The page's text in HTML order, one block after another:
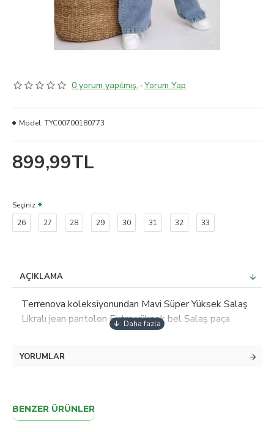
0 yorum yapılmış. -Yorum Yap
899,99TL
Model: TYC00700180773
Seçiniz
26
27 28 29 30 31 32 33
AÇIKLAMA
Terrenova koleksiyonundan Mavi Süper Yüksek Salaş
Likralı jean pantolon Extra yüksek bel Salaş paça
model ölçüleri: Boy: 179 cm bel: 61 cm göğüs: 88 cm
bel: 36 boy: 34 diğer ürünlerde: S ;
YORUMLAR
BENZER ÜRÜNLER